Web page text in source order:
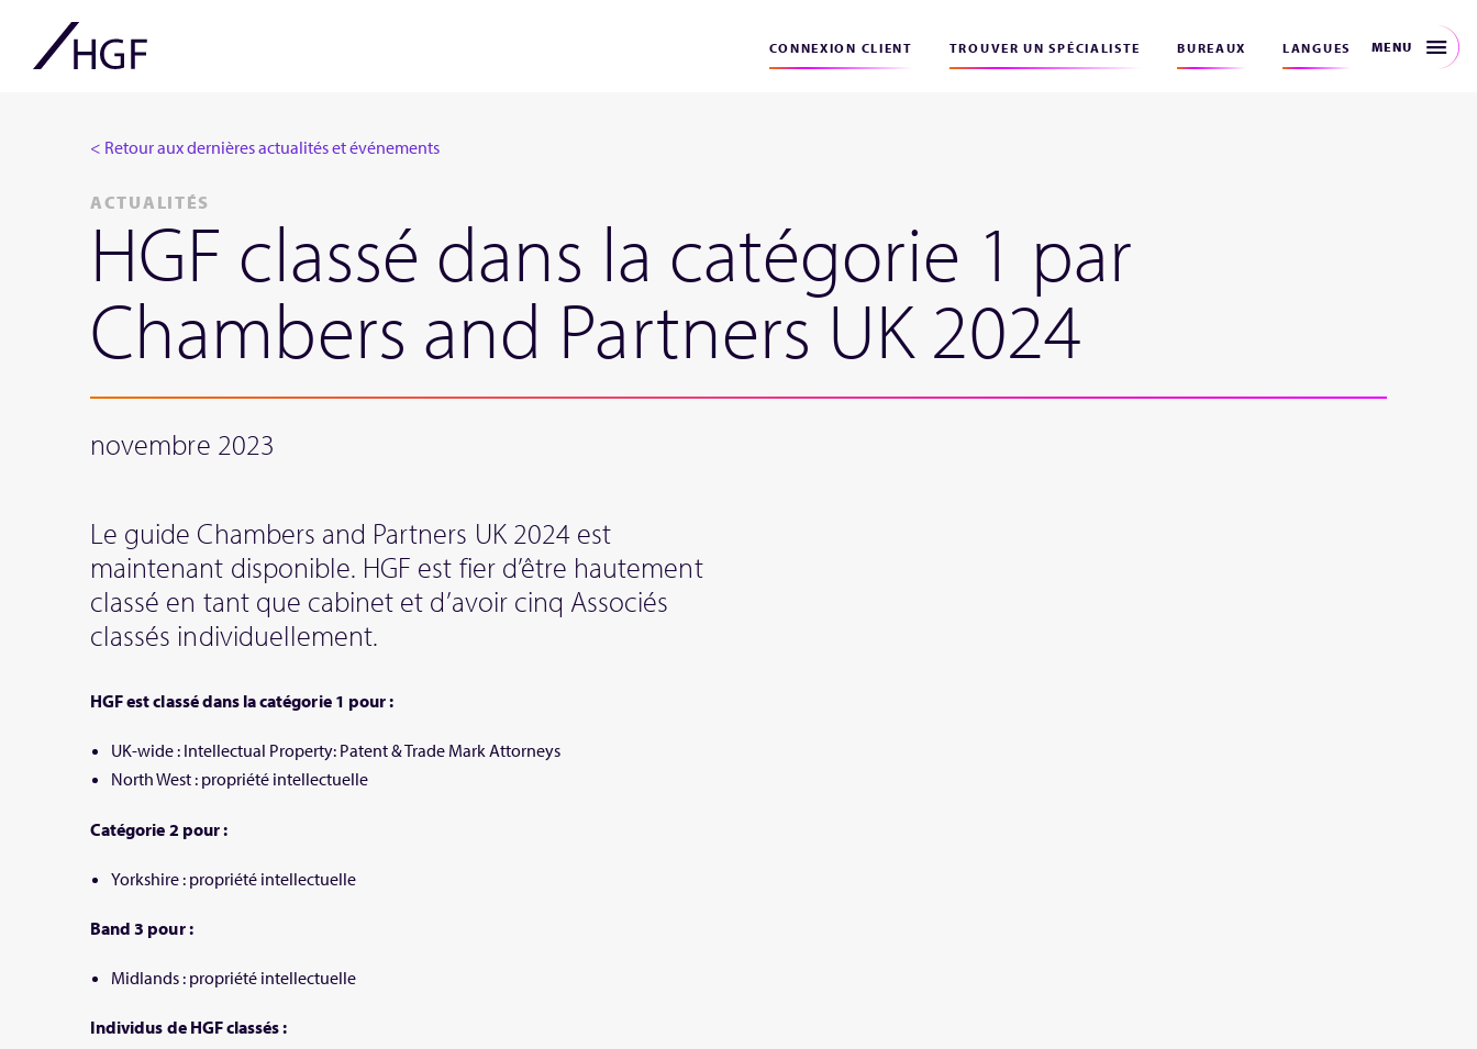
CONNEXION CLIENT TROUVER UN SPÉCIALISTE BUREAUX LANGUES MENU
< Retour aux dernières actualités et événements
ACTUALITÉS
HGF classé dans la catégorie 1 par
Chambers and Partners UK 2024
novembre 2023
Le guide Chambers and Partners UK 2024 est
maintenant disponible. HGF est fier d’être hautement
classé en tant que cabinet et d’avoir cinq Associés
classés individuellement.
HGF est classé dans la catégorie 1 pour :
UK-wide : Intellectual Property: Patent & Trade Mark Attorneys
North West : propriété intellectuelle
Catégorie 2 pour :
Yorkshire : propriété intellectuelle
Band 3 pour :
Midlands : propriété intellectuelle
Individus de HGF classés :